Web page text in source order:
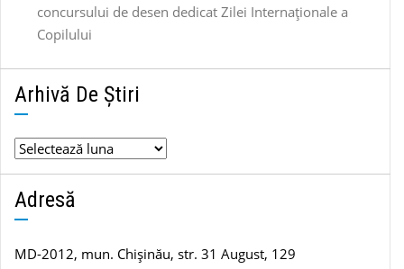
concursului de desen dedicat Zilei Internaționale a
Copilului
Arhivă De Știri
Arhivă
de
știri
Adresă
MD-2012, mun. Chișinău, str. 31 August, 129